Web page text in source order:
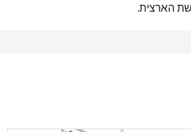
הארצית.